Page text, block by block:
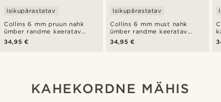
Collins 6 mm pruun nahk
ümber randme keeratav
käevõru
Isikupärastatav
34,95 €
Collins 6 mm must nahk
ümber randme keeratav
käevõru
Isikupärastatav
34,95 €
KAHEKORDNE MÄHIS